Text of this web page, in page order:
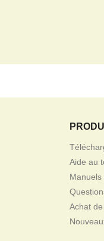
Aide au
Manuels
Achat